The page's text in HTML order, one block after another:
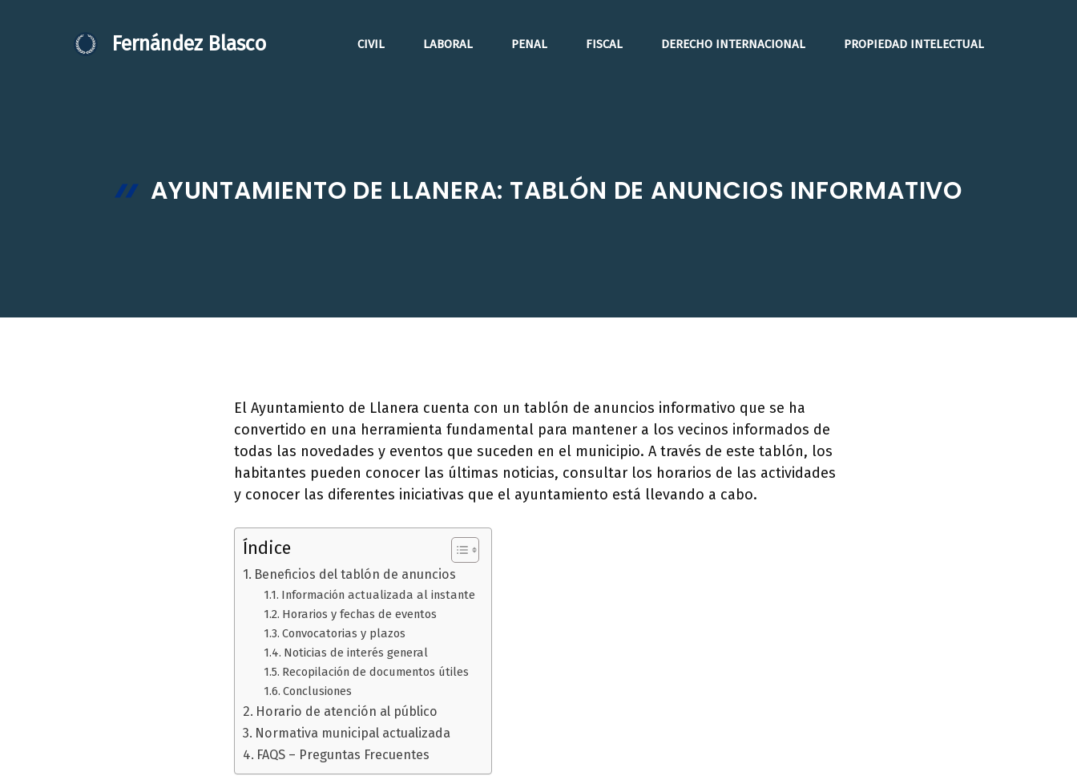
Fernández Blasco CIVIL LABORAL PENAL FISCAL DERECHO INTERNACIONAL PROPIEDAD INTELECTUAL
AYUNTAMIENTO DE LLANERA: TABLÓN DE ANUNCIOS INFORMATIVO
El Ayuntamiento de Llanera cuenta con un tablón de anuncios informativo que se ha
convertido en una herramienta fundamental para mantener a los vecinos informados de
todas las novedades y eventos que suceden en el municipio. A través de este tablón, los
habitantes pueden conocer las últimas noticias, consultar los horarios de las actividades
y conocer las diferentes iniciativas que el ayuntamiento está llevando a cabo.
Índice
Beneficios del tablón de anuncios
Información actualizada al instante
Horarios y fechas de eventos
Convocatorias y plazos
Noticias de interés general
Recopilación de documentos útiles
Conclusiones
Horario de atención al público
Normativa municipal actualizada
FAQS – Preguntas Frecuentes